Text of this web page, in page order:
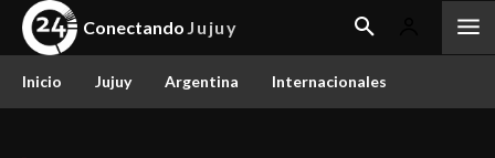
Conectando Jujuy
Inicio Jujuy Argentina Internacionales